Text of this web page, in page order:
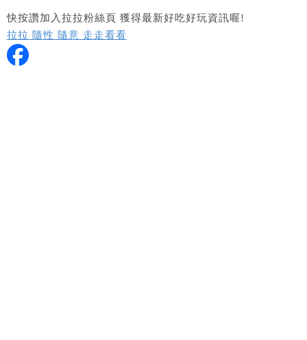
快按讚加入拉拉粉絲頁 獲得最新好吃好玩資訊喔!
拉拉 隨性 隨意 走走看看